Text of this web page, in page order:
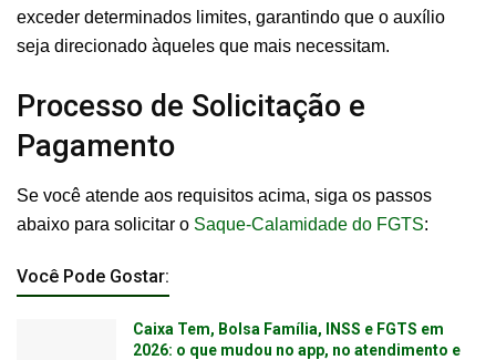
exceder determinados limites, garantindo que o auxílio
seja direcionado àqueles que mais necessitam.
Processo de Solicitação e
Pagamento
Se você atende aos requisitos acima, siga os passos
abaixo para solicitar o Saque-Calamidade do FGTS:
Você Pode Gostar:
Caixa Tem, Bolsa Família, INSS e FGTS em
2026: o que mudou no app, no atendimento e